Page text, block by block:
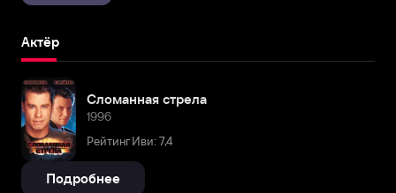
Актёр
Сломанная стрела
1996
Рейтинг Иви: 7,4
Подробнее